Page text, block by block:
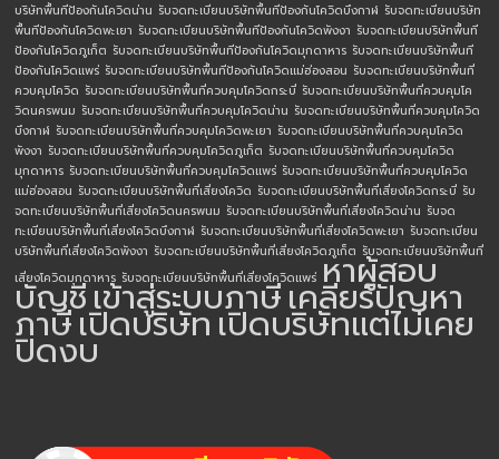
บริษัทพื้นทีป้องกันโควิดน่าน รับจดทะเบียนบริษัทพื้นทีป้องกันโควิดบึงกาฬ รับจดทะเบียนบริษัท
พื้นทีป้องกันโควิดพะเยา รับจดทะเบียนบริษัทพื้นทีป้องกันโควิดพังงา รับจดทะเบียนบริษัทพื้นที
ป้องกันโควิดภูเก็ต รับจดทะเบียนบริษัทพื้นทีป้องกันโควิดมุกดาหาร รับจดทะเบียนบริษัทพื้นที
ป้องกันโควิดแพร่ รับจดทะเบียนบริษัทพื้นทีป้องกันโควิดแม่ฮ่องสอน รับจดทะเบียนบริษัทพื้นที่
ควบคุมโควิด รับจดทะเบียนบริษัทพื้นที่ควบคุมโควิดกระบี่ รับจดทะเบียนบริษัทพื้นที่ควบคุมโค
วิดนครพนม รับจดทะเบียนบริษัทพื้นที่ควบคุมโควิดน่าน รับจดทะเบียนบริษัทพื้นที่ควบคุมโควิด
บึงกาฬ รับจดทะเบียนบริษัทพื้นที่ควบคุมโควิดพะเยา รับจดทะเบียนบริษัทพื้นที่ควบคุมโควิด
พังงา รับจดทะเบียนบริษัทพื้นที่ควบคุมโควิดภูเก็ต รับจดทะเบียนบริษัทพื้นที่ควบคุมโควิด
มุกดาหาร รับจดทะเบียนบริษัทพื้นที่ควบคุมโควิดแพร่ รับจดทะเบียนบริษัทพื้นที่ควบคุมโควิด
แม่ฮ่องสอน รับจดทะเบียนบริษัทพื้นที่เสี่ยงโควิด รับจดทะเบียนบริษัทพื้นที่เสี่ยงโควิดกระบี่ รับ
จดทะเบียนบริษัทพื้นที่เสี่ยงโควิดนครพนม รับจดทะเบียนบริษัทพื้นที่เสี่ยงโควิดน่าน รับจด
ทะเบียนบริษัทพื้นที่เสี่ยงโควิดบึงกาฬ รับจดทะเบียนบริษัทพื้นที่เสี่ยงโควิดพะเยา รับจดทะเบียน
บริษัทพื้นที่เสี่ยงโควิดพังงา รับจดทะเบียนบริษัทพื้นที่เสี่ยงโควิดภูเก็ต รับจดทะเบียนบริษัทพื้นที่
เสี่ยงโควิดมุกดาหาร รับจดทะเบียนบริษัทพื้นที่เสี่ยงโควิดแพร่ หาผู้สอบ
บัญชีเข้าสู่ระบบภาษีเคลียร์ปัญหา
ภาษีเปิดบริษัทเปิดบริษัทแต่ไม่เคย
ปิดงบ